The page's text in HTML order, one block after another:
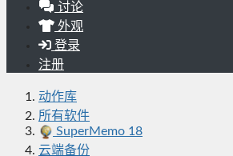
讨论
外观
登录
注册
动作库
所有软件
SuperMemo 18
云端备份